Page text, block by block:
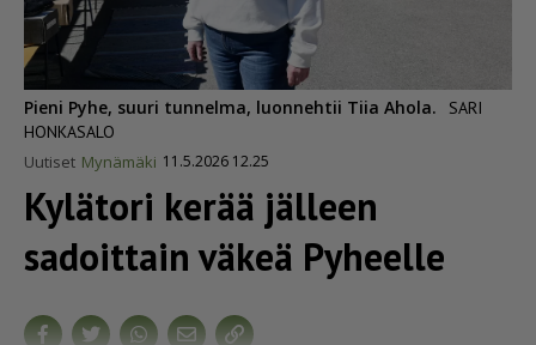
Pieni Pyhe, suuri tunnelma, luonnehtii Tiia Ahola.
SARI
HONKASALO
Uutiset Mynämäki 11.5.2026 12.25
Kylätori kerää jälleen
sadoittain väkeä Pyheelle